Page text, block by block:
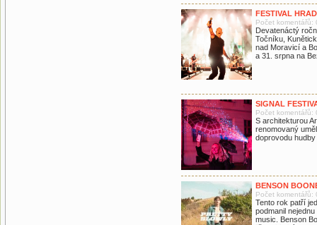
FESTIVAL
Počet komentářů:
Devatenáctý
Točníku,
nad Moravicí a
a 31. srpna na
SIGNAL
Počet komentářů:
S architekturou
renomovaný
doprovodu
BENSON
Počet komentářů:
Tento rok patří
podmanil
music. Benson